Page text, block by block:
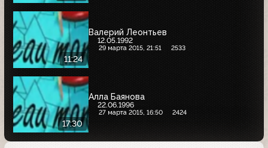
11:24
Валерий Леонтьев
12.05.1992
29 марта 2015, 21:51 2533
17:30
Алла Баянова
22.06.1996
27 марта 2015, 16:50 2424